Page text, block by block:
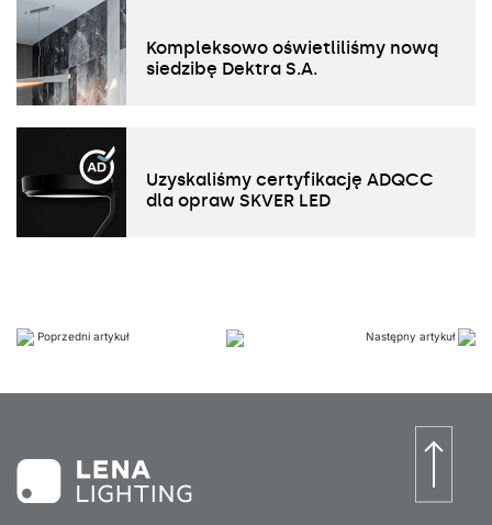
Kompleksowo oświetliliśmy nową
siedzibę Dektra S.A.
Uzyskaliśmy certyfikację ADQCC
dla opraw SKVER LED
Poprzedni artykuł Następny artykuł